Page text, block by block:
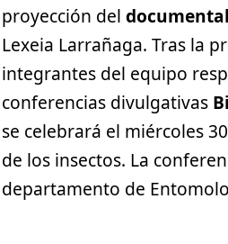
proyección del documental
Lexeia Larrañaga. Tras la
integrantes del equipo
conferencias divulgativas
se celebrará el miércoles
de los insectos. La
departamento de